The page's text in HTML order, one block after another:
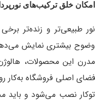
امکان خلق ترکیب‌های
نور طبیعی‌تر و زنده‌تر
وضوح بیشتری نمایش
مدرن این محصولات،
فضای اصلی فروشگاه به‌کار
توکار نصب می‌شود و باید